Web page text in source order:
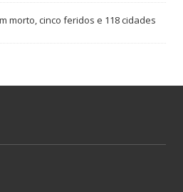
morto, cinco feridos e 118 cidades